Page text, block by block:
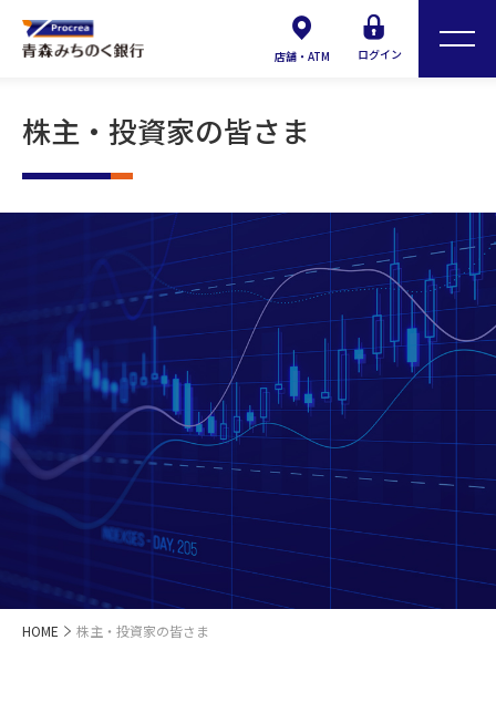
店舗・ATM ログイン
株主・投資家の皆さま
HOME 株主・投資家の皆さま